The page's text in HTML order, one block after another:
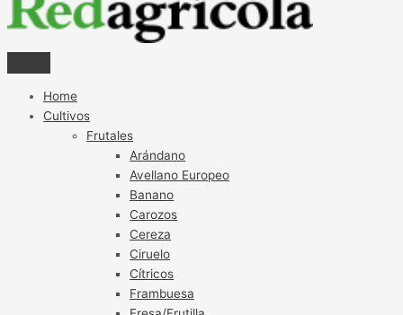
Home
Cultivos
Frutales
Arándano
Avellano Europeo
Banano
Carozos
Cereza
Ciruelo
Cítricos
Frambuesa